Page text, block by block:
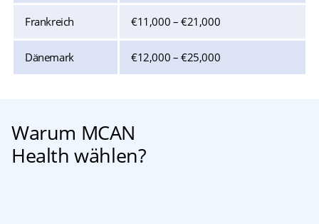
Frankreich €11,000 – €21,000
Dänemark €12,000 – €25,000
Warum MCAN
Health wählen?